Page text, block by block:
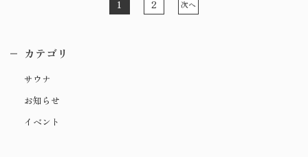
1 2 次へ
カテゴリ
サウナ
お知らせ
イベント